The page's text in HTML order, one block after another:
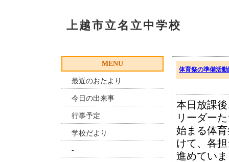
上越市立名立中学校
MENU
最近のおたより
今日の出来事
行事予定
学校だより
-
体育祭の準備活
本日放課
リーダー
始まる体
けて、各
進めてい